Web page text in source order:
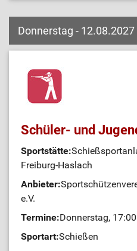
Donnerstag - 12.08.2027
Schüler- und
Sportstätte:
Freiburg-Haslach
Anbieter:
e.V.
Termine:Donnerstag,
Sportart:Schießen